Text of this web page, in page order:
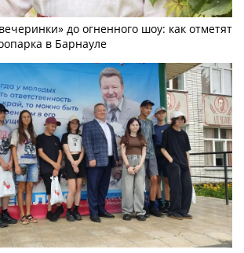
до огненного шоу: как отметят
в Барнауле